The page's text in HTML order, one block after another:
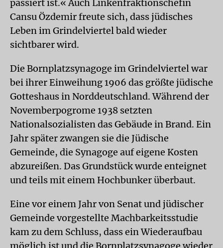
passiert ist.« Auch Linkenfraktionschefin
Cansu Özdemir freute sich, dass jüdisches
Leben im Grindelviertel bald wieder
sichtbarer wird.
Die Bornplatzsynagoge im Grindelviertel war
bei ihrer Einweihung 1906 das größte jüdische
Gotteshaus in Norddeutschland. Während der
Novemberpogrome 1938 setzten
Nationalsozialisten das Gebäude in Brand. Ein
Jahr später zwangen sie die Jüdische
Gemeinde, die Synagoge auf eigene Kosten
abzureißen. Das Grundstück wurde enteignet
und teils mit einem Hochbunker überbaut.
Eine vor einem Jahr von Senat und jüdischer
Gemeinde vorgestellte Machbarkeitsstudie
kam zu dem Schluss, dass ein Wiederaufbau